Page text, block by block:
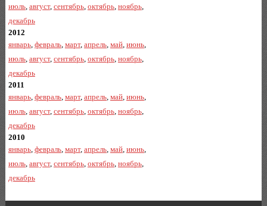
июль, август, сентябрь, октябрь, ноябрь,
декабрь
2012
январь, февраль, март, апрель, май, июнь,
июль, август, сентябрь, октябрь, ноябрь,
декабрь
2011
январь, февраль, март, апрель, май, июнь,
июль, август, сентябрь, октябрь, ноябрь,
декабрь
2010
январь, февраль, март, апрель, май, июнь,
июль, август, сентябрь, октябрь, ноябрь,
декабрь